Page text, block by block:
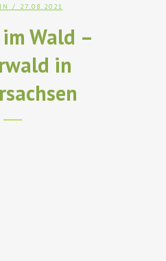
/ 27.08.2021
Wald –
in